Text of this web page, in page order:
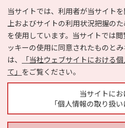
当サイトでは、利用者が当サイト
上およびサイトの利用状況把握の
を使用しています。当サイトでは
ッキーの使用に同意されたものと
は、
「当社ウェブサイトにおける
て」 をご覧ください。
当サイトにお
「個人情報の取り扱
サイトの内容に関する
Copyright © HYOJITO.Co.,Ltd.